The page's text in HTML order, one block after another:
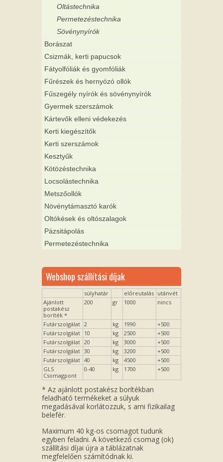
Oltástechnika
Permetezéstechnika
Sövénynyírók
Borászat
Csizmák, kerti papucsok
Fátyolfóliák és gyomfóliák
Fűrészek és hernyózó ollók
Fűszegély nyírók és sövénynyírók
Gyermek szerszámok
Kártevők elleni védekezés
Kerti kiegészítők
Kerti szerszámok
Kesztyűk
Kötözéstechnika
Locsolástechnika
Metszőollók
Növénytámasztó karók
Oltókések és oltószalagok
Pázsitápolás
Permetezéstechnika
Webshop szállítási díjak
súlyhatár előreutalás utánvét
Ajánlott
postakész
boríték *
200 gr 1000 nincs
Futárszolgálat 2 kg 1990
+500
Futárszolgálat 10 kg 2500
+500
Futárszolgálat 20 kg 3000
+500
Futárszolgálat 30 kg 3200
+500
Futárszolgálat 40 kg 4500
+500
GLS
Csomagpont
0-40 kg 1700 +500
* Az ajánlott postakész borítékban
feladható termékeket a súlyuk
megadásával korlátozzuk, s ami fizikailag
belefér.
Maximum 40 kg-os csomagot tudunk
egyben feladni. A következő csomag (ok)
szállítási díjai újra a táblázatnak
megfelelően számítódnak ki.